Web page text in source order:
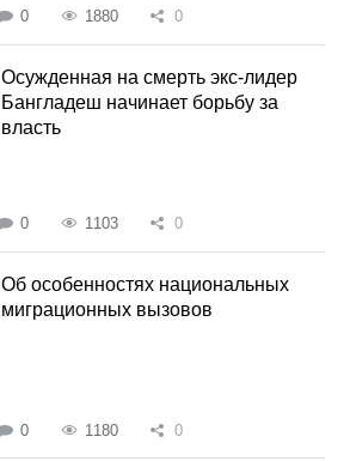
0 1880 0
Осужденная на смерть экс-лидер
Бангладеш начинает борьбу за
власть
0 1103 0
Об особенностях национальных
миграционных вызовов
0 1180 0